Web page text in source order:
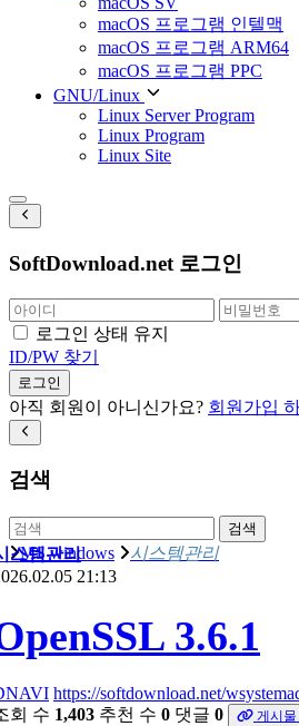
macOS 프로그램 인텔맥
macOS 프로그램 ARM64
macOS 프로그램 PPC
GNU/Linux
Linux Server Program
Linux Program
Linux Site
SoftDownload.net 로그인
로그인 상태 유지
ID/PW 찾기
로그인
아직 회원이 아니신가요? 회원가입 하
검색
검색
MS windows 시스템관리
스템관리
21:13
3.6.1
https://softdownload.net/
회 수 1,403 추천 수 0 댓글 0 게시